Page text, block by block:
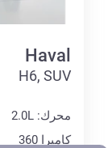
Haval
H6, SUV
محرك: 2.0L
كاميرا 360